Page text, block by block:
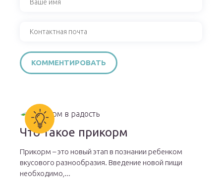
Что такое прикорм
Прикорм – это новый этап в познании ребенком
вкусового разнообразия. Введение новой пищи
необходимо,...